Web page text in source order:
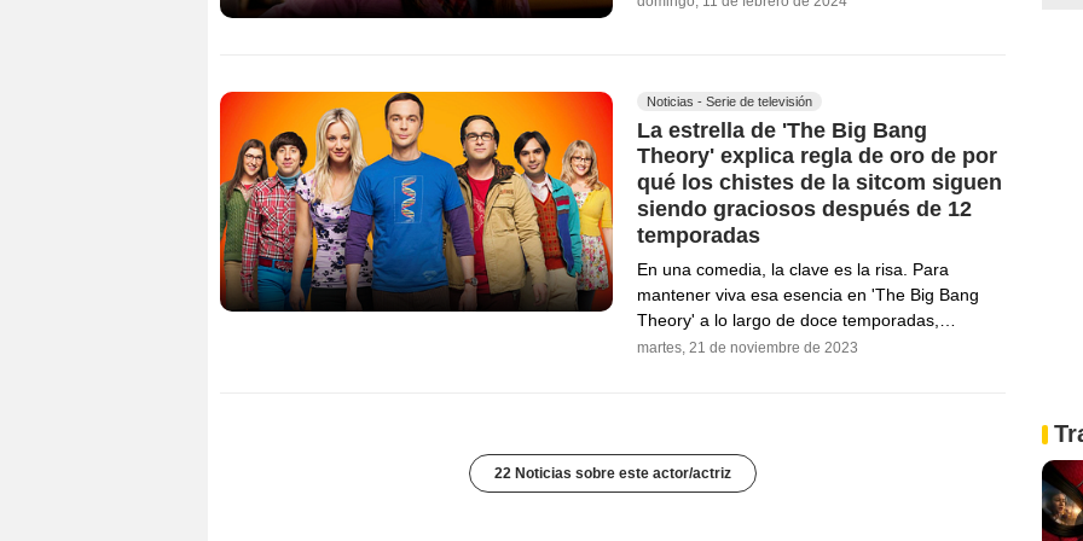
Noticias - Serie de televisión
La estrella de 'The Big Bang
Theory' explica regla de oro de por
qué los chistes de la sitcom siguen
siendo graciosos después de 12
temporadas
En una comedia, la clave es la risa. Para
mantener viva esa esencia en 'The Big Bang
Theory' a lo largo de doce temporadas,…
martes, 21 de noviembre de 2023
22 Noticias sobre este actor/actriz